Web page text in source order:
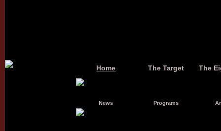
Home The Target The
News Programs